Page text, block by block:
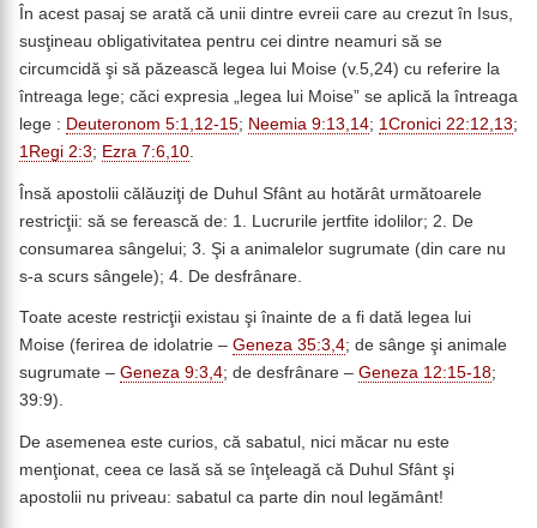
În acest pasaj se arată că unii dintre evreii care au crezut în Isus,
susţineau obligativitatea pentru cei dintre neamuri să se
circumcidă şi să păzească legea lui Moise (v.5,24) cu referire la
întreaga lege; căci expresia „legea lui Moise” se aplică la întreaga
lege : Deuteronom 5:1,12-15; Neemia 9:13,14; 1Cronici 22:12,13;
1Regi 2:3; Ezra 7:6,10.
Însă apostolii călăuziţi de Duhul Sfânt au hotărât următoarele
restricţii: să se ferească de: 1. Lucrurile jertfite idolilor; 2. De
consumarea sângelui; 3. Şi a animalelor sugrumate (din care nu
s-a scurs sângele); 4. De desfrânare.
Toate aceste restricţii existau şi înainte de a fi dată legea lui
Moise (ferirea de idolatrie – Geneza 35:3,4; de sânge şi animale
sugrumate – Geneza 9:3,4; de desfrânare – Geneza 12:15-18;
39:9).
De asemenea este curios, că sabatul, nici măcar nu este
menţionat, ceea ce lasă să se înţeleagă că Duhul Sfânt şi
apostolii nu priveau: sabatul ca parte din noul legământ!